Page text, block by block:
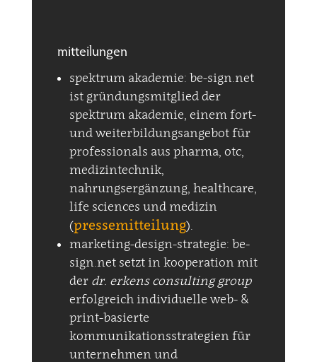
mitteilungen
spektrum akademie: be-sign.net
ist gründungsmitglied der
spektrum akademie, einem fort-
und weiterbildungsangebot für
professionals aus pharma, otc,
medizintechnik,
nahrungsergänzung, healthcare,
life sciences und medizin
(pressemitteilung).
marketing-design-strategie: be-
sign.net setzt in kooperation mit
der dr. erkens consulting group
erfolgreich individuelle web- &
print-basierte
kommunikationsstrategien für
unternehmen und